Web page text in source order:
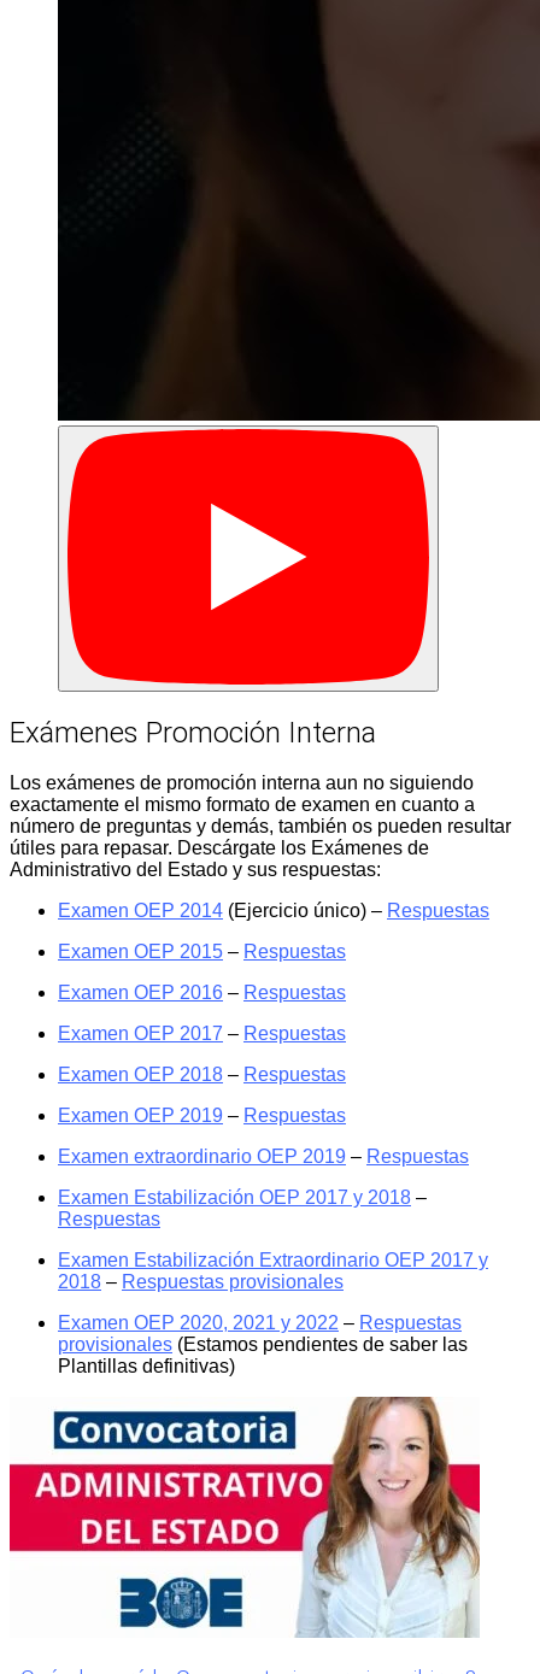
Exámenes Promoción Interna
Los exámenes de promoción interna aun no siguiendo
exactamente el mismo formato de examen en cuanto a
número de preguntas y demás, también os pueden resultar
útiles para repasar. Descárgate los Exámenes de
Administrativo del Estado y sus respuestas:
Examen OEP 2014 (Ejercicio único) – Respuestas
Examen OEP 2015 – Respuestas
Examen OEP 2016 – Respuestas
Examen OEP 2017 – Respuestas
Examen OEP 2018 – Respuestas
Examen OEP 2019 – Respuestas
Examen extraordinario OEP 2019 – Respuestas
Examen Estabilización OEP 2017 y 2018 –
Respuestas
Examen Estabilización Extraordinario OEP 2017 y
2018 – Respuestas provisionales
Examen OEP 2020, 2021 y 2022 – Respuestas
provisionales (Estamos pendientes de saber las
Plantillas definitivas)